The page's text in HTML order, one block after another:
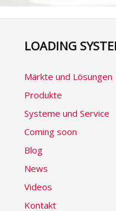
LOADING
Märkte und Lösungen
Produkte
Systeme und Service
Coming soon
Blog
News
Videos
Kontakt